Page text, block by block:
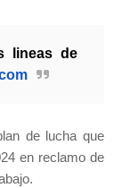
lineas de
de lucha que
en reclamo de